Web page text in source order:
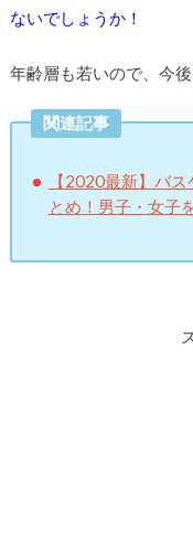
ないでしょうか！
年齢層も若いので、今
関連記事
【2020最新】バ
とめ！男子・女子